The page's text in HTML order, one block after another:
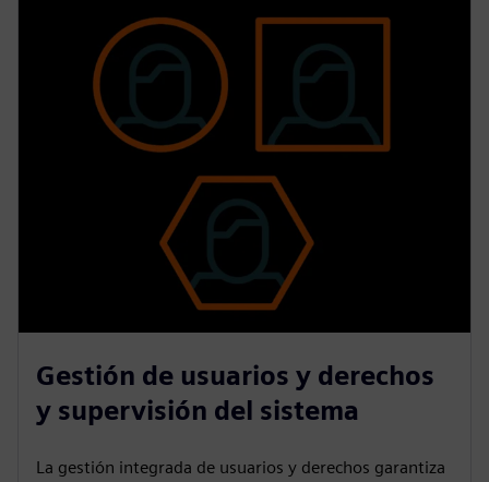
Gestión de usuarios y derechos
y supervisión del sistema
La gestión integrada de usuarios y derechos garantiza